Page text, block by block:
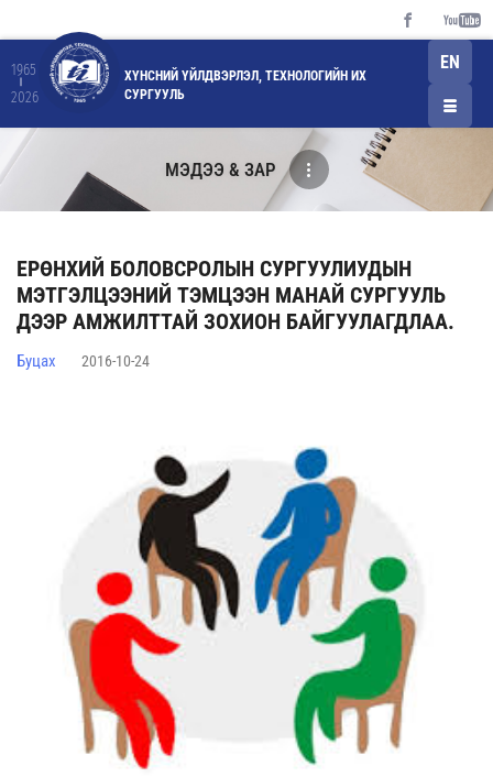
1965
2026
ХҮНСНИЙ ҮЙЛДВЭРЛЭЛ, ТЕХНОЛОГИЙН ИХ
СУРГУУЛЬ
EN
МЭДЭЭ & ЗАР
ЕРӨНХИЙ БОЛОВСРОЛЫН СУРГУУЛИУДЫН
МЭТГЭЛЦЭЭНИЙ ТЭМЦЭЭН МАНАЙ СУРГУУЛЬ
ДЭЭР АМЖИЛТТАЙ ЗОХИОН БАЙГУУЛАГДЛАА.
Буцах 2016-10-24